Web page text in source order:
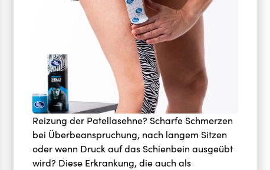
Reizung der Patellasehne? Scharfe Schmerzen
bei Überbeanspruchung, nach langem Sitzen
oder wenn Druck auf das Schienbein ausgeübt
wird? Diese Erkrankung, die auch als